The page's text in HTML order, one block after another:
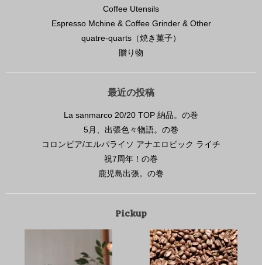
Coffee Utensils
Espresso Mchine & Coffee Grinder & Other
quatre-quarts（焼き菓子）
贈り物
最近の投稿
La sanmarco 20/20 TOP 納品。の巻
5月、出張色々物語。の巻
コロンビア/エルパライソ アナエロビック ライチ
祝7周年！の巻
鹿児島出張。の巻
Pickup